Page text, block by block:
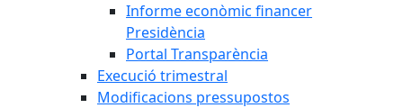
Informe econòmic financer
Presidència
Portal Transparència
Execució trimestral
Modificacions pressupostos